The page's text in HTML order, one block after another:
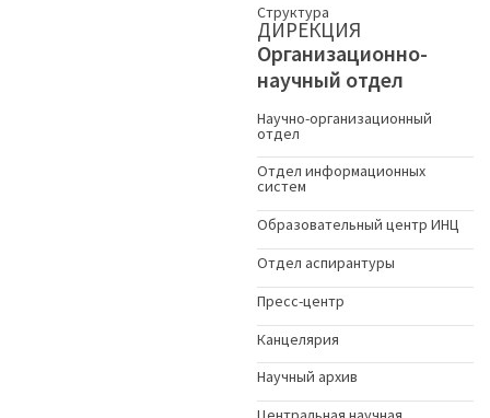
Структура
ДИРЕКЦИЯ
Организационно-
научный отдел
Научно-организационный
отдел
Отдел информационных
систем
Образовательный центр ИНЦ
Отдел аспирантуры
Пресс-центр
Канцелярия
Научный архив